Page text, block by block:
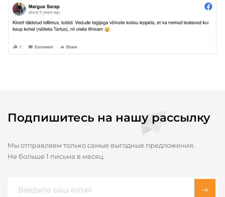
Подпишитесь на нашу рассылку
Мы отправляем только самые выгодные предложения.
Не больше 1 письма в месяц